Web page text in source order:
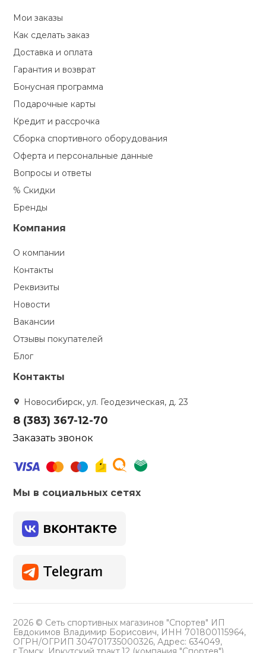
Мои заказы
Как сделать заказ
Доставка и оплата
Гарантия и возврат
Бонусная программа
Подарочные карты
Кредит и рассрочка
Сборка спортивного оборудования
Оферта и персональные данные
Вопросы и ответы
% Скидки
Бренды
Компания
О компании
Контакты
Реквизиты
Новости
Вакансии
Отзывы покупателей
Блог
Контакты
Новосибирск, ул. Геодезическая, д. 23
8 (383) 367-12-70
Заказать звонок
Мы в социальных сетях
2026 © Сеть спортивных магазинов "Спортев" ИП
Евдокимов Владимир Борисович, ИНН 701800115964,
ОГРН/ОГРИП 304701735000326, Адрес: 634049,